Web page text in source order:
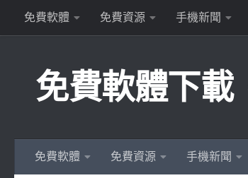
Skip to content
免費軟體 免費資源 手機新聞
免費軟體下載
免費軟體 免費資源 手機新聞